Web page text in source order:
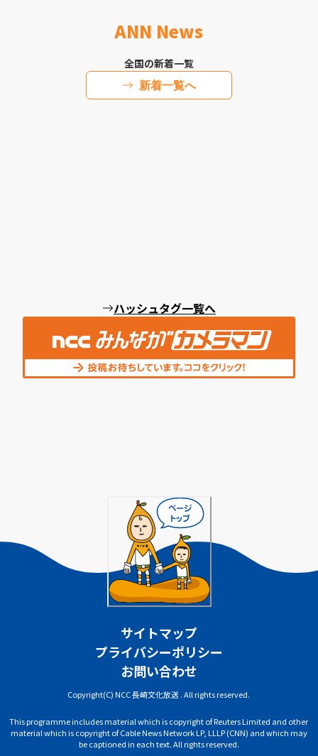
ANN News
全国の新着一覧
新着一覧へ
ハッシュタグ一覧へ
サイトマップ
プライバシーポリシー
お問い合わせ
Copyright(C) NCC 長崎文化放送 . All rights reserved.
This programme includes material which is copyright of Reuters Limited and other
material which is copyright of Cable News Network LP, LLLP (CNN) and which may
be captioned in each text. All rights reserved.